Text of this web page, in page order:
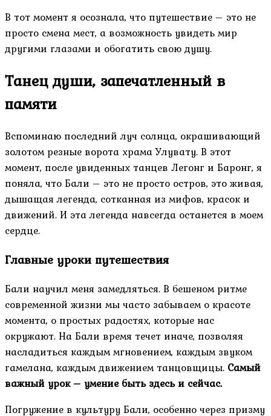
В тот момент я осознала, что путешествие – это не
просто смена мест, а возможность увидеть мир
другими глазами и обогатить свою душу.
Танец души, запечатленный в
памяти
Вспоминаю последний луч солнца, окрашивающий
золотом резные ворота храма Улувату. В этот
момент, после увиденных танцев Легонг и Баронг, я
поняла, что Бали – это не просто остров, это живая,
дышащая легенда, сотканная из мифов, красок и
движений. И эта легенда навсегда останется в моем
сердце.
Главные уроки путешествия
Бали научил меня замедляться. В бешеном ритме
современной жизни мы часто забываем о красоте
момента, о простых радостях, которые нас
окружают. На Бали время течет иначе, позволяя
насладиться каждым мгновением, каждым звуком
гамелана, каждым движением танцовщицы. Самый
важный урок – умение быть здесь и сейчас.
Погружение в культуру Бали, особенно через призму